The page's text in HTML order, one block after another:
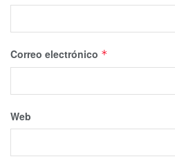
Correo electrónico *
Web